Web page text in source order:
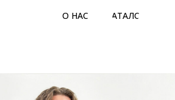
О НАС КАТАЛОГ